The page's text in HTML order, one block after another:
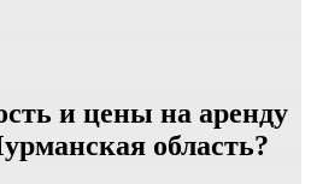
и цены на аренду
область?